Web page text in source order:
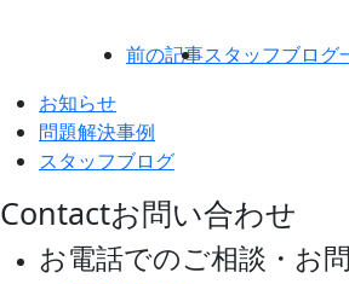
前の記事スタッフブログ
お知らせ
問題解決事例
スタッフブログ
Contactお問い合わせ
お電話でのご相談・お